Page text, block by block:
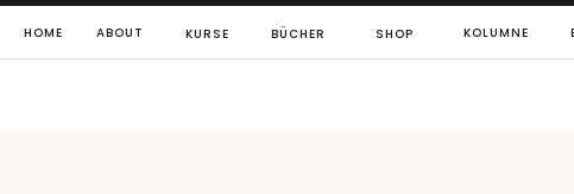
HOME ABOUT KURSE BÜCHER KOLUMNE
SHOP